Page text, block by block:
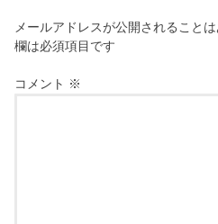
メールアドレスが公開されることは
欄は必須項目です
コメント ※